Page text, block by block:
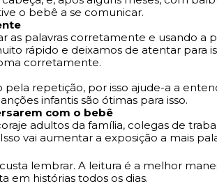
o bebê a se comunicar.
as palavras corretamente e usando a
rápido e deixamos de atentar para
corretamente.
repetição, por isso ajude-a a
infantis são ótimas para isso.
com o bebê
adultos da família, colegas de
vai aumentar a exposição a mais
lembrar. A leitura é a melhor
em histórias todos os dias.